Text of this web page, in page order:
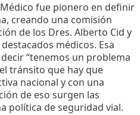
fue pionero en definir
creando una comisión
de los Dres. Alberto Cid y
médicos. Esa
“tenemos un problema
tránsito que hay que
nacional y con una
de eso surgen las
política de seguridad vial.